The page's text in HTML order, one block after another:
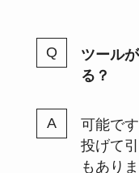
ツール
る？
可能で
投げて
もあり